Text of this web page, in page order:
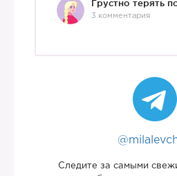
Грустно терять
3 комментария
Следите за самыми